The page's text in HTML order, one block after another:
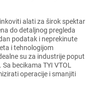
alati za širok spektar
do detaljnog pregleda
podatak i neprekinute
i tehnologijom
su za industrije poput
becikama TYI VTOL
operacije i smanjiti